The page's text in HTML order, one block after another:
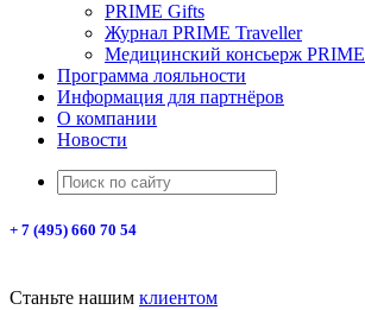
PRIME Gifts
Журнал PRIME Traveller
Медицинский консьерж PRIME
Программа лояльности
Информация для партнёров
О компании
Новости
+ 7 (495) 660 70 54
Станьте нашим клиентом